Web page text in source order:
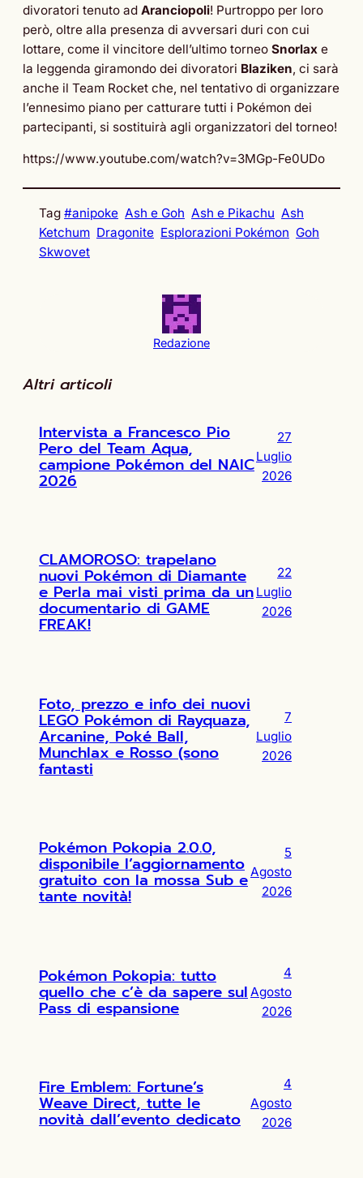
divoratori tenuto ad Aranciopoli! Purtroppo per loro
però, oltre alla presenza di avversari duri con cui
lottare, come il vincitore dell’ultimo torneo Snorlax e
la leggenda giramondo dei divoratori Blaziken, ci sarà
anche il Team Rocket che, nel tentativo di organizzare
l’ennesimo piano per catturare tutti i Pokémon dei
partecipanti, si sostituirà agli organizzatori del torneo!
https://www.youtube.com/watch?v=3MGp-Fe0UDo
Tag #anipoke Ash e Goh Ash e Pikachu Ash
Ketchum Dragonite Esplorazioni Pokémon Goh
Skwovet
Redazione
Altri articoli
Intervista a Francesco Pio
Pero del Team Aqua,
campione Pokémon del NAIC
2026
27
Luglio
2026
CLAMOROSO: trapelano
nuovi Pokémon di Diamante
e Perla mai visti prima da un
documentario di GAME
FREAK!
22
Luglio
2026
Foto, prezzo e info dei nuovi
LEGO Pokémon di Rayquaza,
Arcanine, Poké Ball,
Munchlax e Rosso (sono
fantasti
7
Luglio
2026
Pokémon Pokopia 2.0.0,
disponibile l’aggiornamento
gratuito con la mossa Sub e
tante novità!
5
Agosto
2026
Pokémon Pokopia: tutto
quello che c’è da sapere sul
Pass di espansione
4
Agosto
2026
Fire Emblem: Fortune’s
Weave Direct, tutte le
novità dall’evento dedicato
4
Agosto
2026